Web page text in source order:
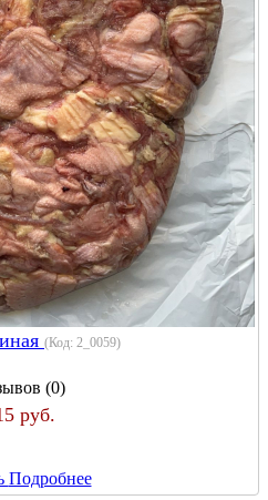
(Код: 2_0059)
(0)
руб.
Подробнее